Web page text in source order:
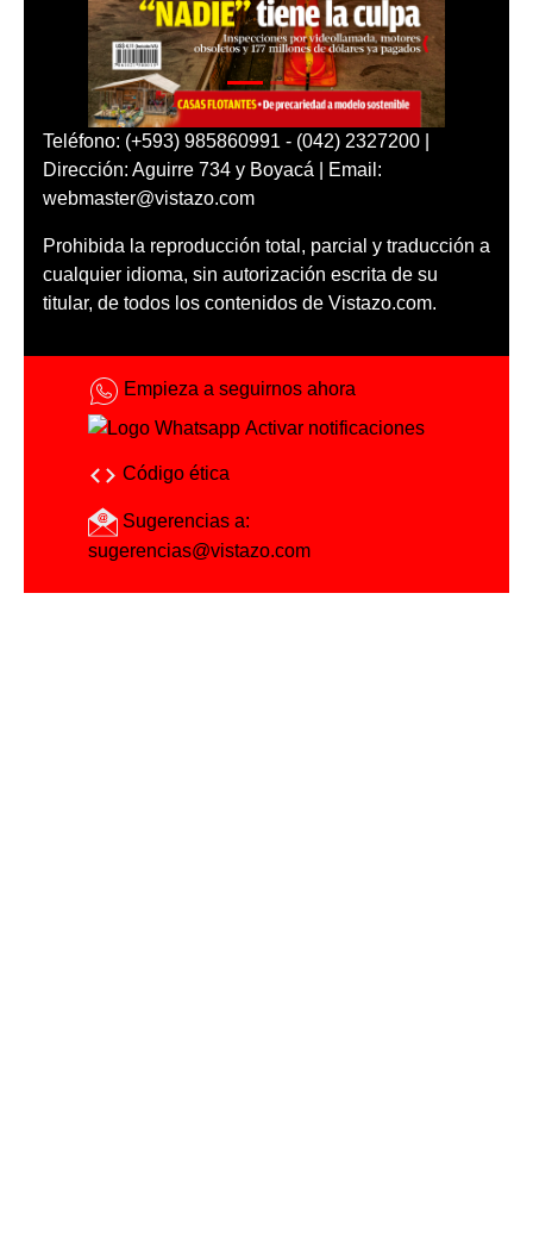
Teléfono: (+593) 985860991 - (042) 2327200 |
Dirección: Aguirre 734 y Boyacá | Email:
webmaster@vistazo.com
Prohibida la reproducción total, parcial y traducción a
cualquier idioma, sin autorización escrita de su
titular, de todos los contenidos de Vistazo.com.
Empieza a seguirnos ahora
Activar notificaciones
Código ética
Sugerencias a:
sugerencias@vistazo.com